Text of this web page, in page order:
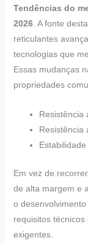
Tendências do
2026. A fonte
reticulantes
tecnologias que
Essas mudanças
propriedades
Resistência
Resistência
Em vez de
de alta margem e
o
requisitos
exigentes.